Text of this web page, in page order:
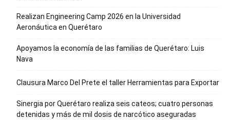
Realizan Engineering Camp 2026 en la Universidad
Aeronáutica en Querétaro
Apoyamos la economía de las familias de Querétaro: Luis
Nava
Clausura Marco Del Prete el taller Herramientas para Exportar
Sinergia por Querétaro realiza seis cateos; cuatro personas
detenidas y más de mil dosis de narcótico aseguradas